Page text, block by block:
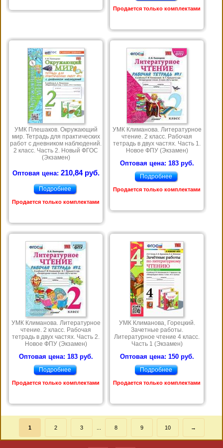
Продается только комплектами
УМК Плешаков. Окружающий
мир. Тетрадь для практических
работ с дневником наблюдений.
2 класс. Часть 2. Новый ФГОС
(Экзамен)
Оптовая цена: 210,84 руб.
Подробнее
Продается только комплектами
УМК Климанова. Литературное
чтение. 2 класс. Рабочая
тетрадь в двух частях. Часть 1.
Новое ФПУ (Экзамен)
Оптовая цена: 183 руб.
Подробнее
Продается только комплектами
УМК Климанова. Литературное
чтение. 2 класс. Рабочая
тетрадь в двух частях. Часть 2.
Новое ФПУ (Экзамен)
Оптовая цена: 183 руб.
Подробнее
Продается только комплектами
УМК Климанова, Горецкий.
Зачетные работы.
Литературное чтение 4 класс.
Часть 1 (Экзамен)
Оптовая цена: 150 руб.
Подробнее
Продается только комплектами
1 2 3 ... 8 9 10 →